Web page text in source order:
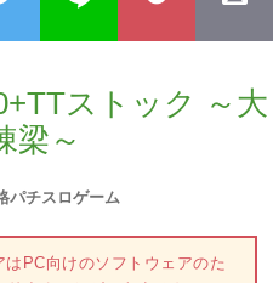
ストック ～大
梁～
パチスロゲーム
PC向けのソフトウェアのた